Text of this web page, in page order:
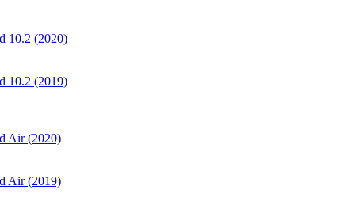
10.2 (2020)
10.2 (2019)
Air (2020)
Air (2019)